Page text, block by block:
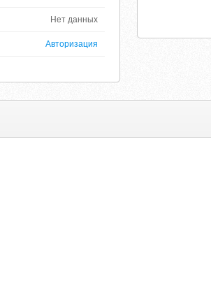
Нет данных
Авторизация